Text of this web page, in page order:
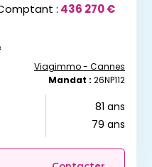
: 436 270 €
Viagimmo - Cannes
Mandat : 26NP112
81 ans
79 ans